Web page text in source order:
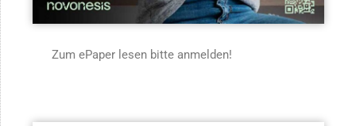
Zum ePaper lesen bitte anmelden!